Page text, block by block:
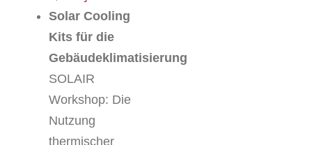
Solar Cooling
Kits für die
Gebäudeklimatisierung
SOLAIR
Workshop: Die
Nutzung
thermischer